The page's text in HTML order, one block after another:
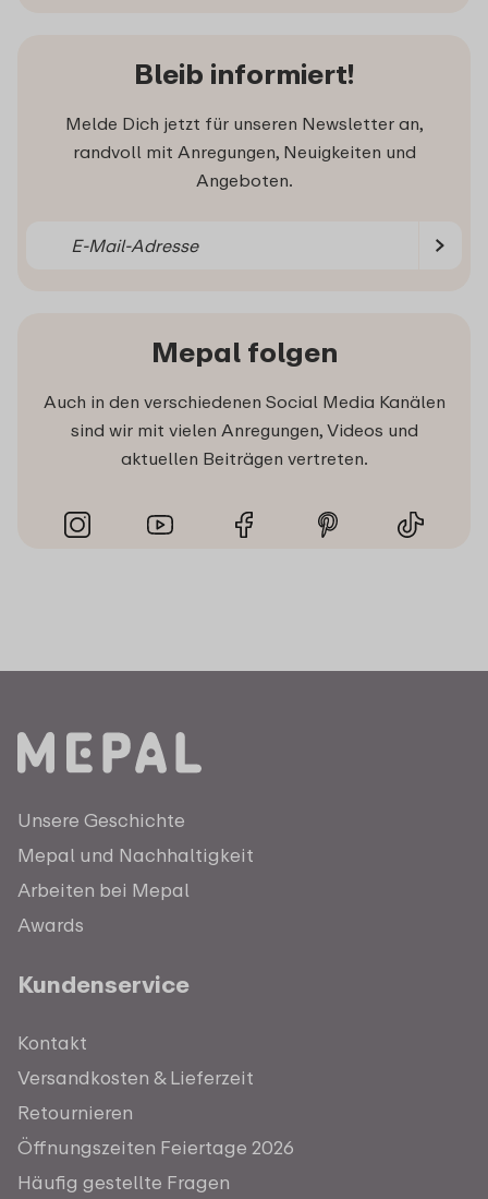
Bleib informiert!
Melde Dich jetzt für unseren Newsletter an,
randvoll mit Anregungen, Neuigkeiten und
Angeboten.
Mepal folgen
Auch in den verschiedenen Social Media Kanälen
sind wir mit vielen Anregungen, Videos und
aktuellen Beiträgen vertreten.
Unsere Geschichte
Mepal und Nachhaltigkeit
Arbeiten bei Mepal
Awards
Kundenservice
Kontakt
Versandkosten & Lieferzeit
Retournieren
Öffnungszeiten Feiertage 2026
Häufig gestellte Fragen